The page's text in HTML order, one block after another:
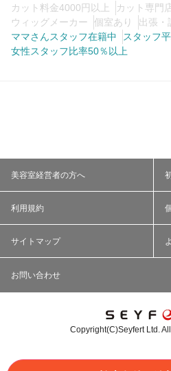
カット料金4000円以上
カット専門
ウィッグメーカー
個室あり 出張・
ママさんスタッフ在籍中
スタッフ
女性スタッフ比率50％以上
美容室経営者の方へ
利用規約
サイトマップ
お問い合わせ
Copyright(C)Seyfert Ltd.